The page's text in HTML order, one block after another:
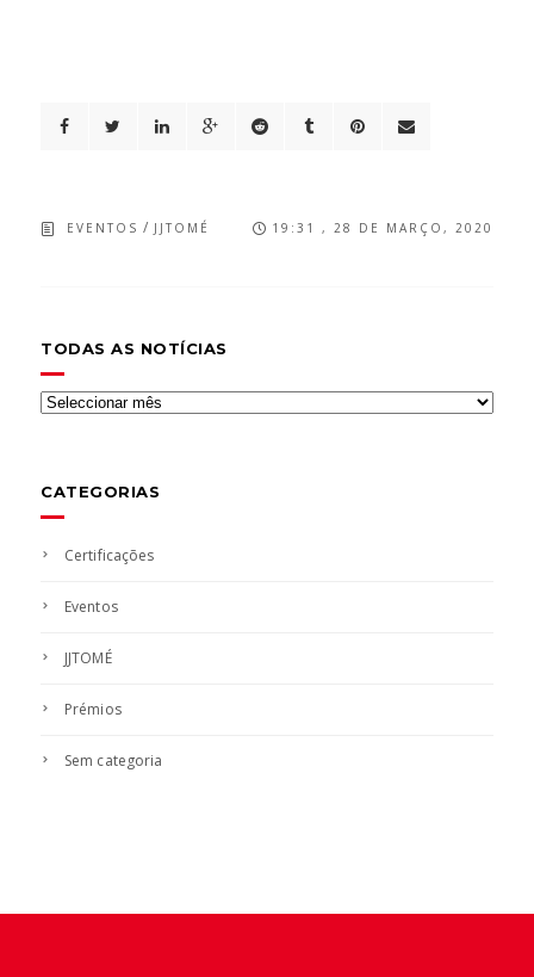
EVENTOS / JJTOMÉ 19:31 , 28 DE MARÇO, 2020
TODAS AS NOTÍCIAS
Todas
CATEGORIAS
Certificações
Eventos
JJTOMÉ
Prémios
Sem categoria